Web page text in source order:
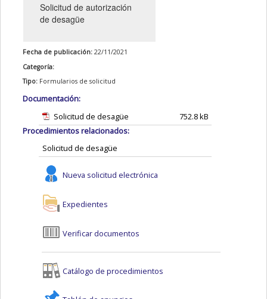
Solicitud de autorización
de desagüe
Fecha de publicación: 22/11/2021
Categoría:
Tipo: Formularios de solicitud
Documentación:
Solicitud de desagüe
752.8 kB
Procedimientos relacionados:
Solicitud de desagüe
Nueva solicitud electrónica
Expedientes
Verificar documentos
Catálogo de procedimientos